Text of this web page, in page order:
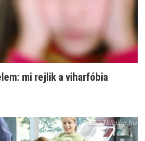
mi rejlik a viharfóbia